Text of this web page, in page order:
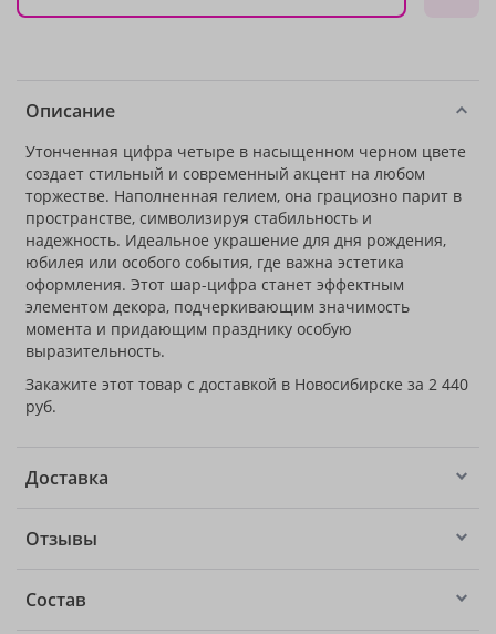
Описание
Утонченная цифра четыре в насыщенном черном цвете
создает стильный и современный акцент на любом
торжестве. Наполненная гелием, она грациозно парит в
пространстве, символизируя стабильность и
надежность. Идеальное украшение для дня рождения,
юбилея или особого события, где важна эстетика
оформления. Этот шар-цифра станет эффектным
элементом декора, подчеркивающим значимость
момента и придающим празднику особую
выразительность.
Закажите этот товар с доставкой в Новосибирске за 2 440
руб.
Доставка
Отзывы
Состав